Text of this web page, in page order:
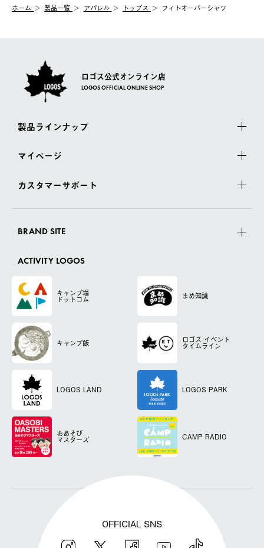
ホーム 製品⼀覧 アパレル トップス フィトオーバーシャツ
ロゴス公式オンライン店
LOGOS OFFICIAL ONLINE SHOP
製品ラインナップ
マイページ
カスタマーサポート
BRAND SITE
ACTIVITY LOGOS
キャンプ場
ドットコム まめ知識
キャンプ飯 ロゴス イベント
タイムライン
LOGOS LAND LOGOS PARK
おあそび
マスターズ CAMP RADIO
OFFICIAL SNS